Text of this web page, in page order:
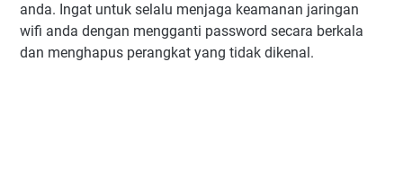
anda. Ingat untuk selalu menjaga keamanan jaringan
wifi anda dengan mengganti password secara berkala
dan menghapus perangkat yang tidak dikenal.